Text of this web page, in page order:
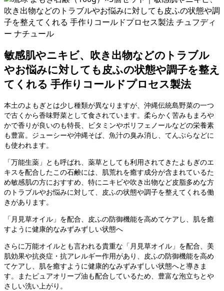
敏感肌やニキビ、吹き出物などのトラブル
やお悩みに対しても皮ふの状態や調子を整え
てくれる 手作りコールドプロセス製法
本土のよもぎとは少し種類が異なりますが、沖縄伝統島野菜の一つ
で古くから香味野菜として食されています。柔らかく苦みもまろや
かで香りが良いのも特長、ビタミンやポリフェノールなどの栄養素
も豊富。ジューシーや沖縄そば、魚汁の臭み消し、てんぷらなどに
も使われます。
「万能生薬」とも呼ばれ、薬草としても利用されてきたよもぎのエ
キスを配合したこの石鹸には、肌荒れを癒す成分が含まれているた
め敏感肌の方におすすめ、特にニキビや吹き出物など皮脂多めな方
のトラブルやお悩みに対して、皮ふの状態や調子を整えてくれる働
きがあります。
「月見草オイル」を配合、皮ふの防御機能を高めてケアし、肌を癒
すように健康的なみずみずしい状態へ
さらに万能オイルとも言われる貴重な「月見草オイル」を配合、美
肌効果や抗炎症・抗アレルギー作用があり、皮ふの防御機能を高め
てケアし、肌を癒すように健康的なみずみずしい状態へと導きま
す。またピュアオリーブ油も配合しているため、豊富な泡立ちとや
さしい洗い上がり。